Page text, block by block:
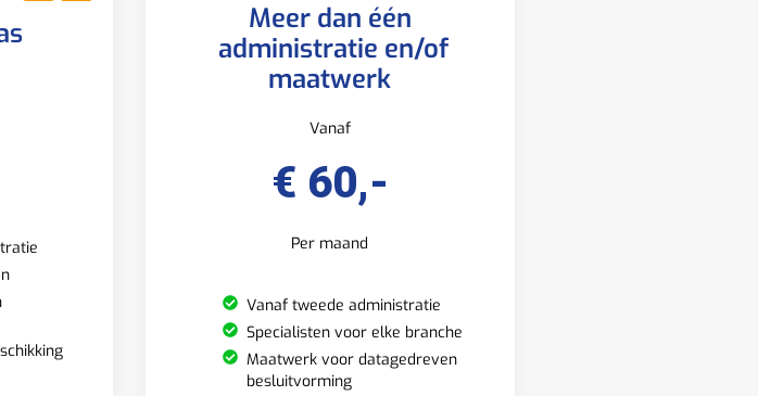
Meer dan één
administratie en/of
maatwerk
Vanaf
€ 60,-
Per maand
Vanaf tweede administratie
Specialisten voor elke branche
Maatwerk voor datagedreven
besluitvorming